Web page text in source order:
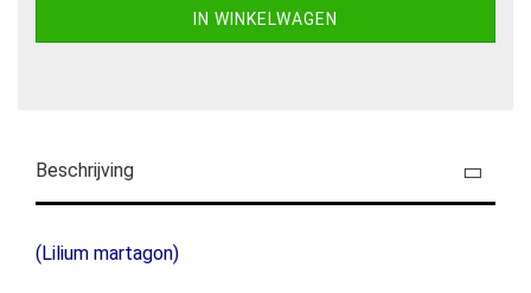
Beschrijving
(Lilium martagon)